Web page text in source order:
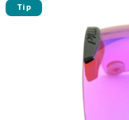
hviezdičiek.
Tip